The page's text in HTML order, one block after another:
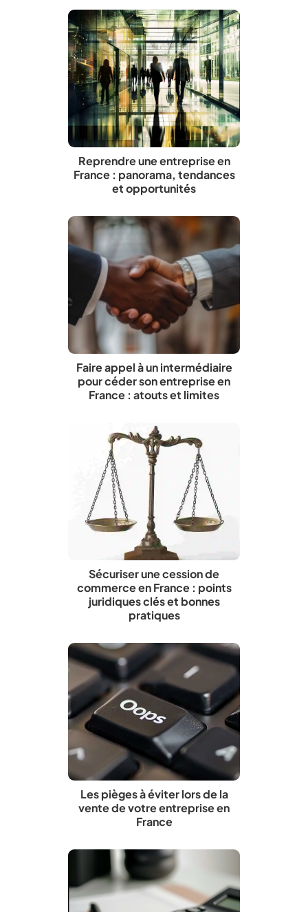
Reprendre une entreprise en
France : panorama, tendances
et opportunités
Faire appel à un intermédiaire
pour céder son entreprise en
France : atouts et limites
Sécuriser une cession de
commerce en France : points
juridiques clés et bonnes
pratiques
Les pièges à éviter lors de la
vente de votre entreprise en
France